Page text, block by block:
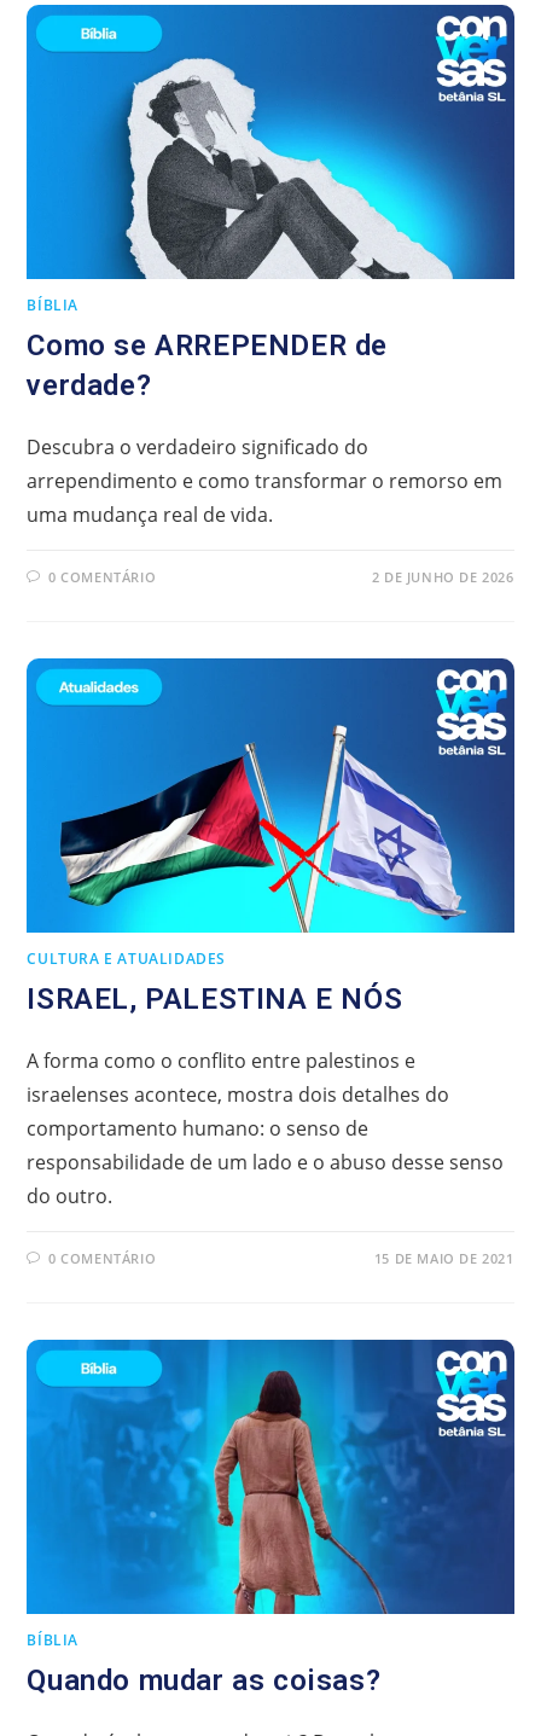
BÍBLIA
Como se ARREPENDER de
verdade?
Descubra o verdadeiro significado do
arrependimento e como transformar o remorso em
uma mudança real de vida.
0 COMENTÁRIO 2 DE JUNHO DE 2026
CULTURA E ATUALIDADES
ISRAEL, PALESTINA E NÓS
A forma como o conflito entre palestinos e
israelenses acontece, mostra dois detalhes do
comportamento humano: o senso de
responsabilidade de um lado e o abuso desse senso
do outro.
0 COMENTÁRIO 15 DE MAIO DE 2021
BÍBLIA
Quando mudar as coisas?